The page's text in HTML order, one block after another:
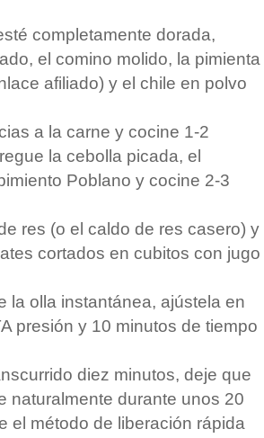
completamente dorada,
el comino molido, la pimienta
afiliado) y el chile en polvo
a la carne y cocine 1-2
la cebolla picada, el
Poblano y cocine 2-3
res (o el caldo de res casero) y
cortados en cubitos con jugo
la olla instantánea, ajústela en
presión y 10 minutos de tiempo
diez minutos, deje que
naturalmente durante unos 20
el método de liberación rápida